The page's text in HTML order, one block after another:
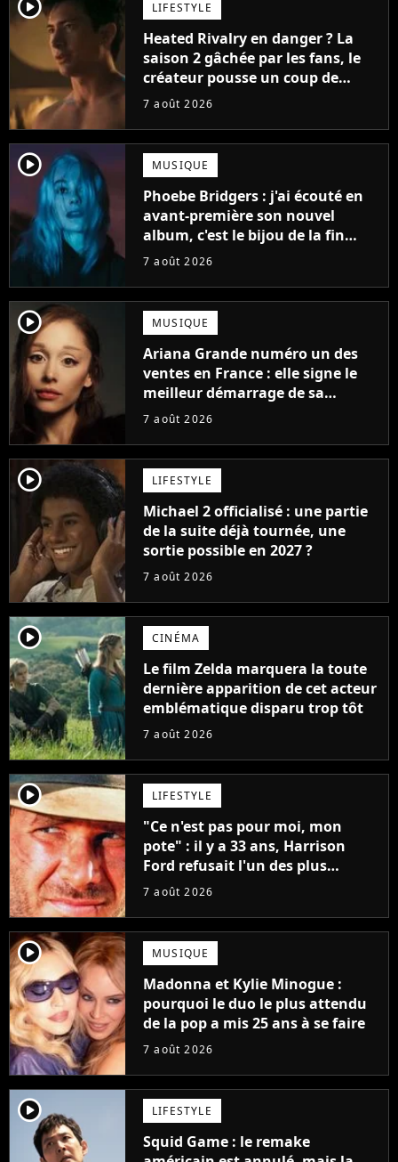
player2 LIFESTYLE
Heated Rivalry en danger ? La
saison 2 gâchée par les fans, le
créateur pousse un coup de
gueule
7 août 2026
player2 MUSIQUE
Phoebe Bridgers : j'ai écouté en
avant-première son nouvel
album, c'est le bijou de la fin
d'été
7 août 2026
player2 MUSIQUE
Ariana Grande numéro un des
ventes en France : elle signe le
meilleur démarrage de sa
carrière avec son album Petal
7 août 2026
player2 LIFESTYLE
Michael 2 officialisé : une partie
de la suite déjà tournée, une
sortie possible en 2027 ?
7 août 2026
player2 CINÉMA
Le film Zelda marquera la toute
dernière apparition de cet acteur
emblématique disparu trop tôt
7 août 2026
player2 LIFESTYLE
"Ce n'est pas pour moi, mon
pote" : il y a 33 ans, Harrison
Ford refusait l'un des plus
grands succès de tous les temps
7 août 2026
player2 MUSIQUE
Madonna et Kylie Minogue :
pourquoi le duo le plus attendu
de la pop a mis 25 ans à se faire
7 août 2026
player2 LIFESTYLE
Squid Game : le remake